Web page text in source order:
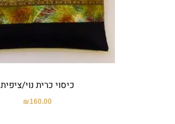
כיסוי כרית נוי/ציפית
₪160.00